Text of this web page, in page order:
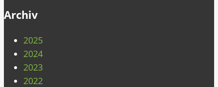
Archiv
2025
2024
2023
2022